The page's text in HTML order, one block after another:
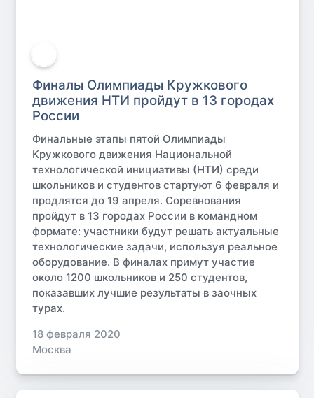
Финалы Олимпиады Кружкового
движения НТИ пройдут в 13 городах
России
Финальные этапы пятой Олимпиады
Кружкового движения Национальной
технологической инициативы (НТИ) среди
школьников и студентов стартуют 6 февраля и
продлятся до 19 апреля. Соревнования
пройдут в 13 городах России в командном
формате: участники будут решать актуальные
технологические задачи, используя реальное
оборудование. В финалах примут участие
около 1200 школьников и 250 студентов,
показавших лучшие результаты в заочных
турах.
18 февраля 2020
Москва